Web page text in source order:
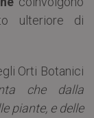
ulteriore di
Orti Botanici
che dalla
piante, e delle